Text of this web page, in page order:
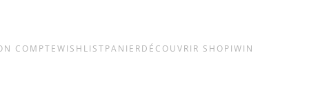
COMPTEWISHLISTPANIERDÉCOUVRIR SHOPIWIN